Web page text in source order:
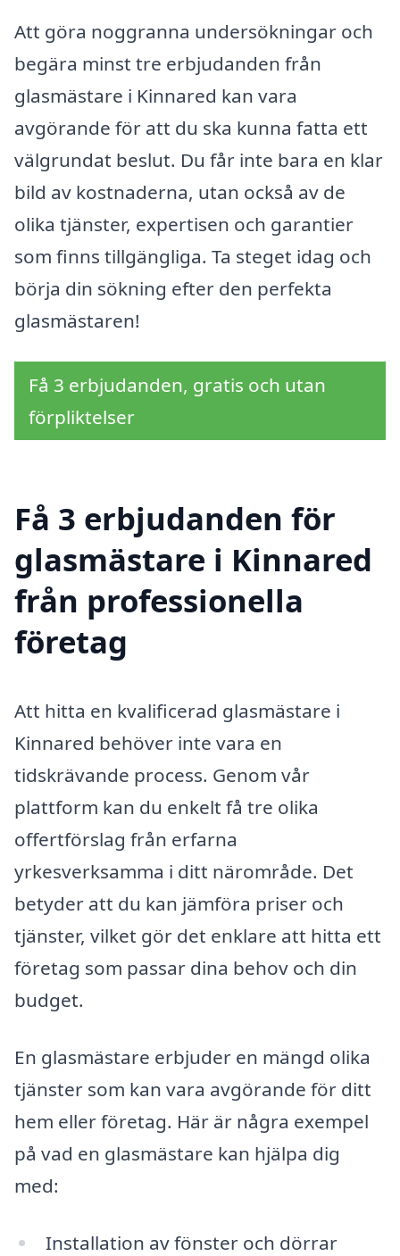
Att göra noggranna undersökningar och
begära minst tre erbjudanden från
glasmästare i Kinnared kan vara
avgörande för att du ska kunna fatta ett
välgrundat beslut. Du får inte bara en klar
bild av kostnaderna, utan också av de
olika tjänster, expertisen och garantier
som finns tillgängliga. Ta steget idag och
börja din sökning efter den perfekta
glasmästaren!
Få 3 erbjudanden, gratis och utan
förpliktelser
Få 3 erbjudanden för
glasmästare i Kinnared
från professionella
företag
Att hitta en kvalificerad glasmästare i
Kinnared behöver inte vara en
tidskrävande process. Genom vår
plattform kan du enkelt få tre olika
offertförslag från erfarna
yrkesverksamma i ditt närområde. Det
betyder att du kan jämföra priser och
tjänster, vilket gör det enklare att hitta ett
företag som passar dina behov och din
budget.
En glasmästare erbjuder en mängd olika
tjänster som kan vara avgörande för ditt
hem eller företag. Här är några exempel
på vad en glasmästare kan hjälpa dig
med:
Installation av fönster och dörrar